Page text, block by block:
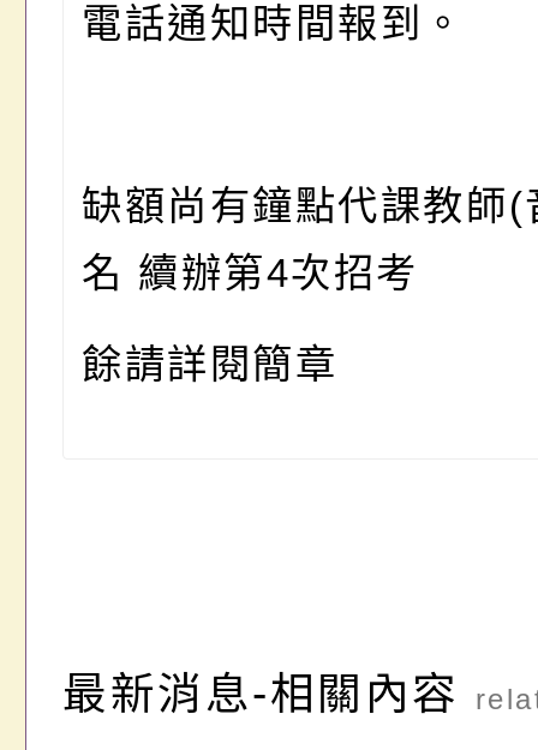
電話通知時間報到。
缺額尚有鐘點代課教師(
名 續辦第4次招考
餘請詳閱簡章
最新消息-相關內容